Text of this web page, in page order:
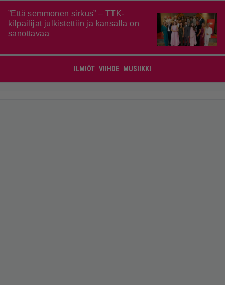
”Että semmonen sirkus” – TTK-
kilpailijat julkistettiin ja kansalla on
sanottavaa
ILMIÖT VIIHDE MUSIIKKI